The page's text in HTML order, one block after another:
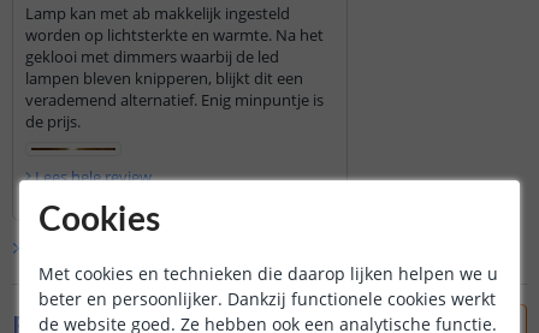
Lamp kan met ab makkelijk ingesteld
worden op lichtsterkte en warmte. Na het
geklooi met dimmers waarbij de led
lampen bleven knipperen, blijkt dit een
verademend alternatief. Enig minpuntje is
de prijs.
Lees hele review
Foto's van klanten
Cookies
Met cookies en technieken die daarop lijken helpen we u
beter en persoonlijker. Dankzij functionele cookies werkt
de website goed. Ze hebben ook een analytische functie.